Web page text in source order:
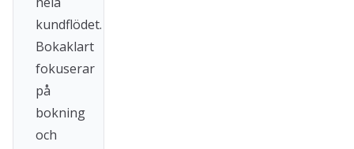
kundflödet.
Bokaklart
fokuserar
på
bokning
och